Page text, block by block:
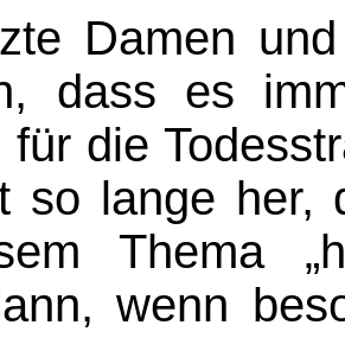
Damen
dass es
für die
so lange her,
Thema
wenn